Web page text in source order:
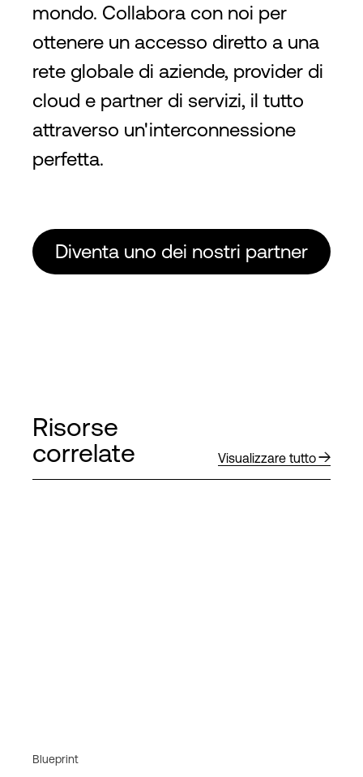
mondo. Collabora con noi per
ottenere un accesso diretto a una
rete globale di aziende, provider di
cloud e partner di servizi, il tutto
attraverso un'interconnessione
perfetta.
Diventa uno dei nostri partner
Risorse
correlate
Visualizzare tutto
Blueprint